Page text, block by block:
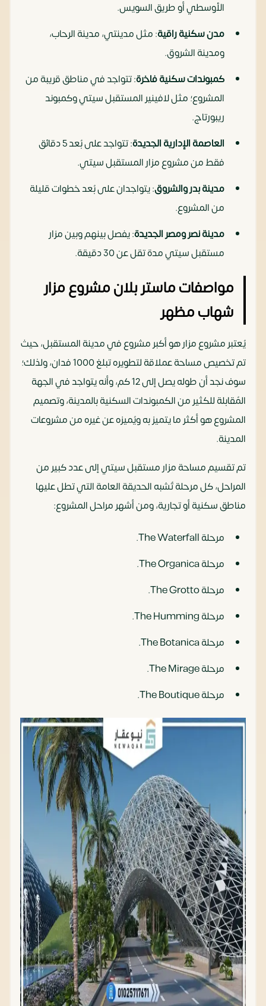
الأوسطي أو طريق السويس.
مدن سكنية راقية: مثل مدينتي، مدينة الرحاب،
ومدينة الشروق.
كمبوندات سكنية فاخرة: تتواجد في مناطق قريبة من
المشروع؛ مثل لافينير المستقبل سيتي وكمبوند
ريبورتاج.
العاصمة الإدارية الجديدة
: تتواجد على بُعد 5 دقائق
فقط من مشروع مزار المستقبل سيتي.
مدينة بدر والشروق: يتواجدان على بُعد خطوات قليلة
من المشروع.
مدينة نصر ومصر الجديدة: يفصل بينهم وبين مزار
مستقبل سيتي مدة تقل عن 30 دقيقة.
مواصفات ماستر بلان مشروع مزار
شهاب مظهر
يُعتبر مشروع مزار هو أكبر مشروع في مدينة المستقبل، حيث
تم تخصيص مساحة عملاقة لتطويره تبلغ 1000 فدان، ولذلك؛
سوف نجد أن طوله يصل إلى 12 كم، وأنه يتواجد في الجهة
المُقابلة للكثير من الكمبوندات السكنية بالمدينة، وتصميم
المشروع هو أكثر ما يتميز به ويُميزه عن غيره من مشروعات
المدينة.
تم تقسيم مساحة مزار مستقبل سيتي إلى عدد كبير من
المراحل، كل مرحلة تُشبه الحديقة العامة التي تطل عليها
مناطق سكنية أو تجارية، ومن أشهر مراحل المشروع:
مرحلة The Waterfall.
مرحلة The Organica.
مرحلة The Grotto.
مرحلة The Humming.
مرحلة The Botanica.
مرحلة The Mirage.
مرحلة The Boutique.